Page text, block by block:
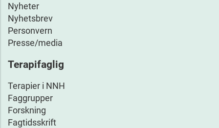
Nyheter
Nyhetsbrev
Personvern
Presse/media
Terapifaglig
Terapier i NNH
Faggrupper
Forskning
Fagtidsskrift